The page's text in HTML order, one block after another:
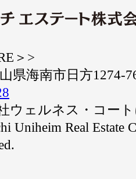
＞>
県海南市日方1274-
ウェルネス・コー
Uniheim Real Estate